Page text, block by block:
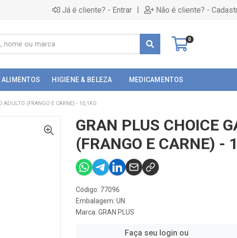
Já é cliente? - Entrar | Não é cliente? -
0
ALIMENTOS HIGIENE & BELEZA MEDICAMENTOS
ADULTO (FRANGO E CARNE) - 10,1KG
GRAN PLUS CHOICE
(FRANGO E CARNE) -
Código: 77096
Embalagem: UN
Marca: GRAN PLUS
Faça seu login ou